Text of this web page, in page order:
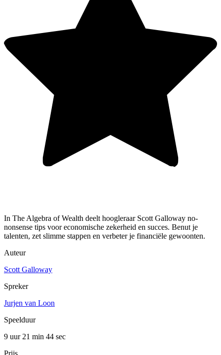
In The Algebra of Wealth deelt hoogleraar Scott Galloway no-
nonsense tips voor economische zekerheid en succes. Benut je
talenten, zet slimme stappen en verbeter je financiële gewoonten.
Auteur
Scott Galloway
Spreker
Jurjen van Loon
Speelduur
9 uur 21 min 44 sec
Prijs